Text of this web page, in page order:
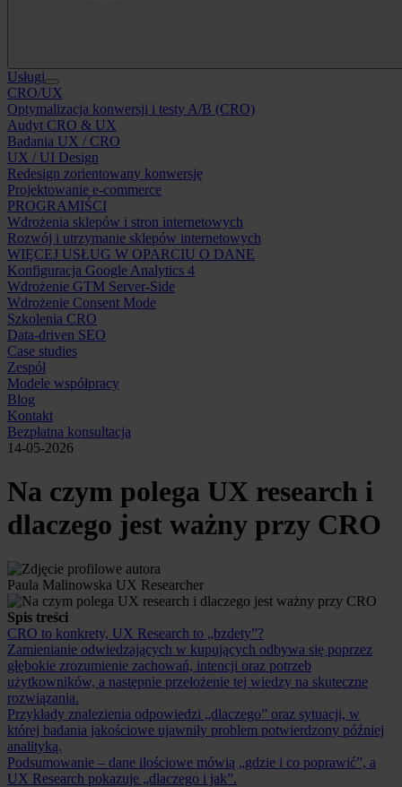
Usługi
CRO/UX
Optymalizacja konwersji i testy A/B (CRO)
Audyt CRO & UX
Badania UX / CRO
UX / UI Design
Redesign zorientowany konwersję
Projektowanie e-commerce
PROGRAMIŚCI
Wdrożenia sklepów i stron internetowych
Rozwój i utrzymanie sklepów internetowych
WIĘCEJ USŁUG W OPARCIU O DANE
Konfiguracja Google Analytics 4
Wdrożenie GTM Server-Side
Wdrożenie Consent Mode
Szkolenia CRO
Data-driven SEO
Case studies
Zespół
Modele współpracy
Blog
Kontakt
Bezpłatna konsultacja
14-05-2026
Na czym polega UX research i
dlaczego jest ważny przy CRO
Paula Malinowska UX Researcher
Spis treści
CRO to konkrety, UX Research to „bzdety”?
Zamienianie odwiedzających w kupujących odbywa się poprzez
głębokie zrozumienie zachowań, intencji oraz potrzeb
użytkowników, a następnie przełożenie tej wiedzy na skuteczne
rozwiązania.
Przykłady znalezienia odpowiedzi „dlaczego” oraz sytuacji, w
której badania jakościowe ujawniły problem potwierdzony później
analityką.
Podsumowanie – dane ilościowe mówią „gdzie i co poprawić”, a
UX Research pokazuje „dlaczego i jak”.